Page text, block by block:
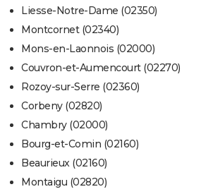
Liesse-Notre-Dame (02350)
Montcornet (02340)
Mons-en-Laonnois (02000)
Couvron-et-Aumencourt (02270)
Rozoy-sur-Serre (02360)
Corbeny (02820)
Chambry (02000)
Bourg-et-Comin (02160)
Beaurieux (02160)
Montaigu (02820)